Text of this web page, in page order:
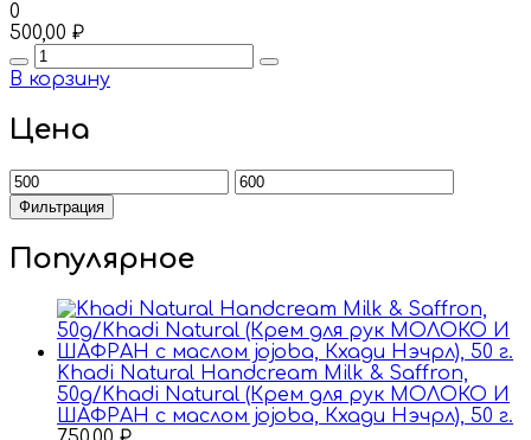
0
500,00 ₽
Quantity
В корзину
Цена
Минимальная
цена
Максимальная
цена
Фильтрация
Популярное
Khadi Natural Handcream Milk & Saffron,
50g/Khadi Natural (Крем для рук МОЛОКО И
ШАФРАН с маслом jojoba, Кхади Нэчрл), 50 г.